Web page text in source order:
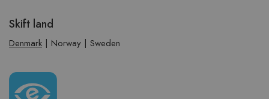
Skift land
Denmark | Norway | Sweden